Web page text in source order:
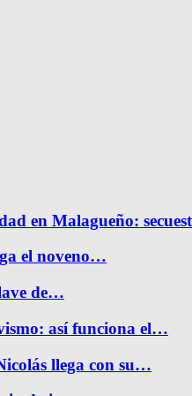
en Malagueño:
el noveno…
de…
así funciona el…
llega con su…